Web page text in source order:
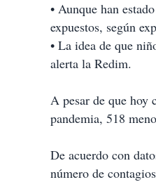
• Aunque han
expuestos, según
• La idea de que
alerta la Redim.
A pesar de que hoy
pandemia, 518
De acuerdo con
número de